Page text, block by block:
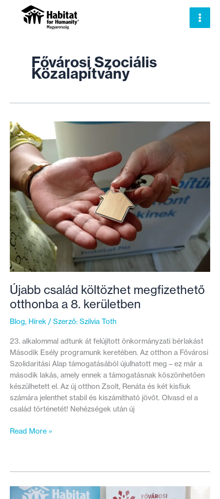
Fővárosi Szociális
Közalapítvány
Újabb család költözhet megfizethető
otthonba a 8. kerületben
Blog, Hírek / Szerző: Szilvia Toth
23. alkalommal adtunk át felújított önkormányzati bérlakást
Második Esély programunk keretében. Az otthon a Fővárosi
Szolidaritási Alap támogatásából újulhatott meg – ez már a
második lakás, amely ennek a támogatásnak köszönhetően
készülhetett el. Az új otthon Zsolt, Renáta és két kisfiuk
számára jelenthet stabil és kiszámítható jövőt. Olvasd el a
család történetét! Nehézségek után új
Újabb
a
Read More »